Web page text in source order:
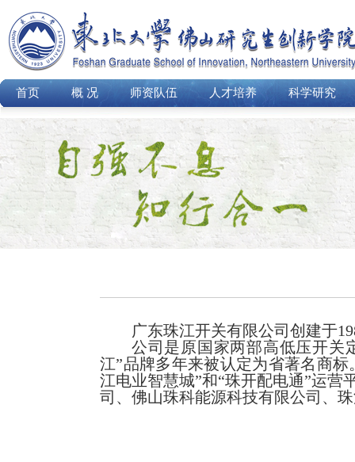
首页 概 况 师资队伍 人才培养 科学研究
广东珠江开关有限公司创建于
公司是原国家两部高低压开关
江”品牌多年来被认定为省著名商
江电业智慧城”和“珠开配电通”运
司、佛山珠科能源科技有限公司、